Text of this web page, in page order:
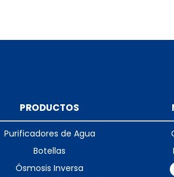
PRODUCTOS
Purificadores de Agua
Botellas
Ósmosis Inversa